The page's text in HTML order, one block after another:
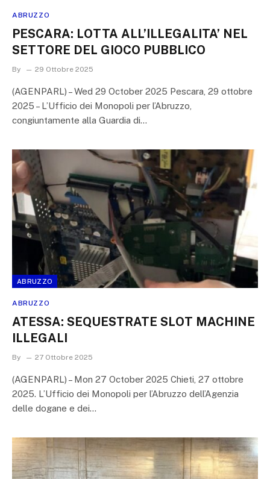
ABRUZZO
PESCARA: LOTTA ALL’ILLEGALITA’ NEL
SETTORE DEL GIOCO PUBBLICO
By 29 Ottobre 2025
(AGENPARL) – Wed 29 October 2025 Pescara, 29 ottobre
2025 – L’Ufficio dei Monopoli per l’Abruzzo,
congiuntamente alla Guardia di…
ABRUZZO
ABRUZZO
ATESSA: SEQUESTRATE SLOT MACHINE
ILLEGALI
By 27 Ottobre 2025
(AGENPARL) – Mon 27 October 2025 Chieti, 27 ottobre
2025. L’Ufficio dei Monopoli per l’Abruzzo dell’Agenzia
delle dogane e dei…